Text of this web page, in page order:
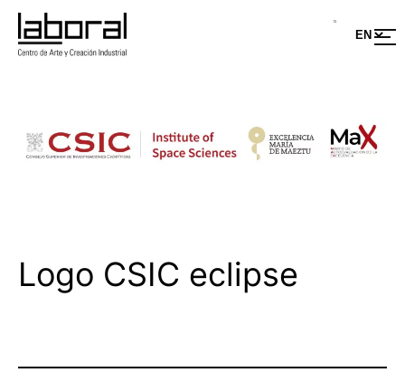
Saltar
contenido
Logo CSIC eclipse